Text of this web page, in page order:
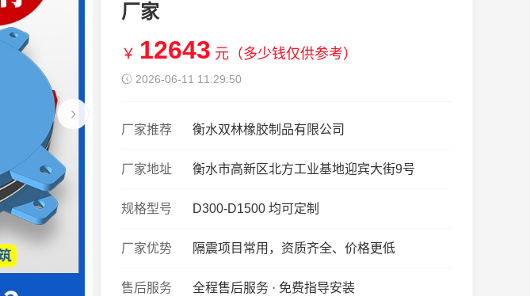
厂家
￥ 12643 元（多少钱仅供参考）
2026-06-11 11:29:50
厂家推荐 衡水双林橡胶制品有限公司
厂家地址 衡水市高新区北方工业基地迎宾大街9号
规格型号 D300-D1500 均可定制
厂家优势 隔震项目常用，资质齐全、价格更低
售后服务 全程售后服务 · 免费指导安装